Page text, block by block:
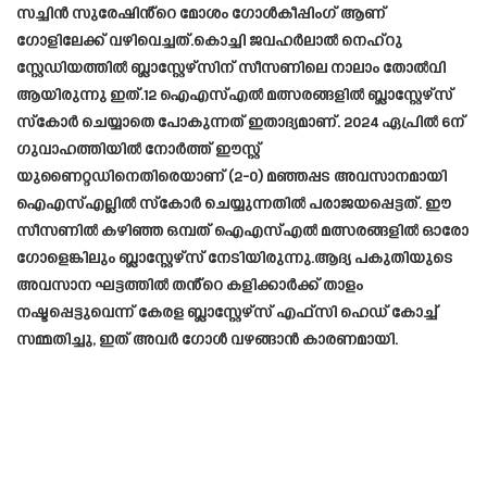
സച്ചിൻ സുരേഷിൻ്റെ മോശം ഗോൾകീപ്പിംഗ് ആണ്
ഗോളിലേക്ക് വഴിവെച്ചത്.കൊച്ചി ജവഹർലാൽ നെഹ്‌റു
സ്റ്റേഡിയത്തിൽ ബ്ലാസ്റ്റേഴ്‌സിന് സീസണിലെ നാലാം തോൽവി
ആയിരുന്നു ഇത്.12 ഐഎസ്എൽ മത്സരങ്ങളിൽ ബ്ലാസ്റ്റേഴ്‌സ്
സ്‌കോർ ചെയ്യാതെ പോകുന്നത് ഇതാദ്യമാണ്. 2024 ഏപ്രിൽ 6ന്
ഗുവാഹത്തിയിൽ നോർത്ത് ഈസ്റ്റ്
യുണൈറ്റഡിനെതിരെയാണ് (2-0) മഞ്ഞപ്പട അവസാനമായി
ഐഎസ്എല്ലിൽ സ്‌കോർ ചെയ്യുന്നതിൽ പരാജയപ്പെട്ടത്. ഈ
സീസണിൽ കഴിഞ്ഞ ഒമ്പത് ഐഎസ്എൽ മത്സരങ്ങളിൽ ഓരോ
ഗോളെങ്കിലും ബ്ലാസ്റ്റേഴ്സ് നേടിയിരുന്നു.ആദ്യ പകുതിയുടെ
അവസാന ഘട്ടത്തിൽ തൻ്റെ കളിക്കാർക്ക് താളം
നഷ്ടപ്പെട്ടുവെന്ന് കേരള ബ്ലാസ്റ്റേഴ്‌സ് എഫ്‌സി ഹെഡ് കോച്ച്
സമ്മതിച്ചു, ഇത് അവർ ഗോൾ വഴങ്ങാൻ കാരണമായി.